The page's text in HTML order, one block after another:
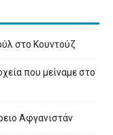
στο Κουντούζ
που μείναμε στο
Αφγανιστάν